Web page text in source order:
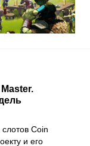
Coin
и его